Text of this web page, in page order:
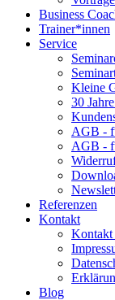
Business
Trainer*innen
Service
Kleine
30
AGB -
AGB -
Referenzen
Kontakt
Kontakt
Blog